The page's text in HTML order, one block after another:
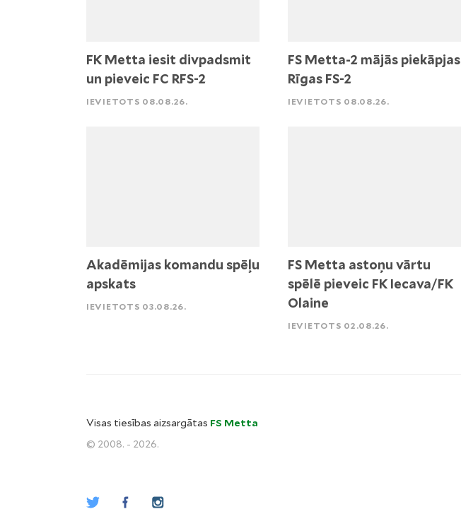
FK Metta iesit divpadsmit
un pieveic FC RFS-2
IEVIETOTS 08.08.26.
FS Metta-2 mājās piekāpjas
Rīgas FS-2
IEVIETOTS 08.08.26.
Akadēmijas komandu spēļu
apskats
IEVIETOTS 03.08.26.
FS Metta astoņu vārtu
spēlē pieveic FK Iecava/FK
Olaine
IEVIETOTS 02.08.26.
Visas tiesības aizsargātas FS Metta
© 2008. - 2026.